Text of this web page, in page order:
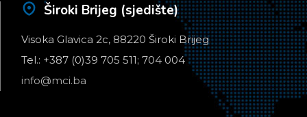
Široki Brijeg (sjedište)
Visoka Glavica 2c, 88220 Široki Brijeg
Tel.: +387 (0)39 705 511; 704 004
info@mci.ba